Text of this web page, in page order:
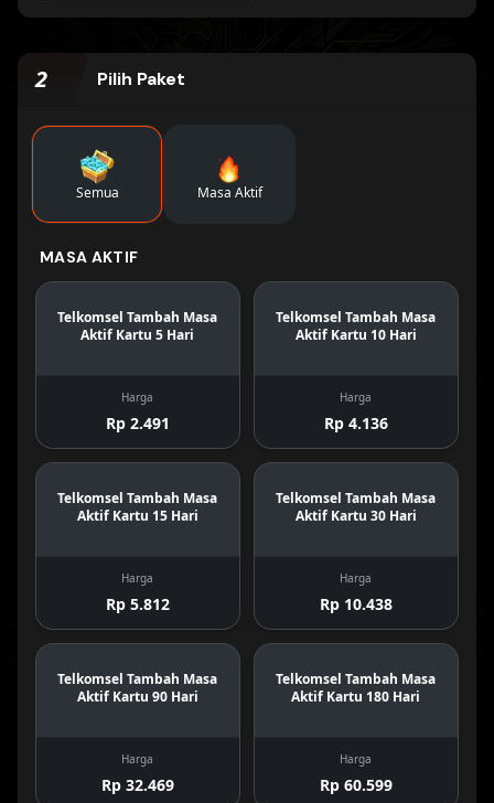
2 Pilih Paket
Semua Masa Aktif
MASA AKTIF
Telkomsel Tambah Masa
Aktif Kartu 5 Hari
Harga
Rp 2.491
Telkomsel Tambah Masa
Aktif Kartu 10 Hari
Harga
Rp 4.136
Telkomsel Tambah Masa
Aktif Kartu 15 Hari
Harga
Rp 5.812
Telkomsel Tambah Masa
Aktif Kartu 30 Hari
Harga
Rp 10.438
Telkomsel Tambah Masa
Aktif Kartu 90 Hari
Harga
Rp 32.469
Telkomsel Tambah Masa
Aktif Kartu 180 Hari
Harga
Rp 60.599